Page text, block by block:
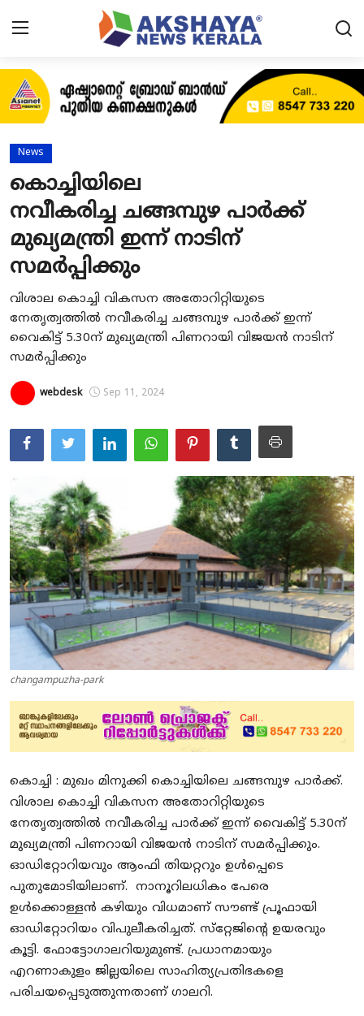
Home
Contact
News
Akshaya News
Agriculture
Business
Classifieds
Education
Entertainment
Health
Obituary
Sports
Travel & Tourism
Technology
Gallery
E-Paper
News
കൊച്ചിയിലെ
നവീകരിച്ച ചങ്ങമ്പുഴ പാർക്ക്
മുഖ്യമന്ത്രി ഇന്ന് നാടിന്‌
സമർപ്പിക്കും
വിശാല കൊച്ചി വികസന അതോറിറ്റിയുടെ
നേതൃത്വത്തിൽ നവീകരിച്ച ചങ്ങമ്പുഴ പാർക്ക് ഇന്ന്
വൈകിട്ട് 5.30ന്‌ മുഖ്യമന്ത്രി പിണറായി വിജയൻ നാടിന്‌
സമർപ്പിക്കും
webdesk Sep 11, 2024
changampuzha-park
കൊച്ചി : മുഖം മിനുക്കി കൊച്ചിയിലെ ചങ്ങമ്പുഴ പാർക്ക്.
‌വിശാല കൊച്ചി വികസന അതോറിറ്റിയുടെ
നേതൃത്വത്തിൽ നവീകരിച്ച പാർക്ക് ഇന്ന് വൈകിട്ട് 5.30ന്‌
മുഖ്യമന്ത്രി പിണറായി വിജയൻ നാടിന്‌ സമർപ്പിക്കും.
ഓഡിറ്റോറിയവും ആംഫി തിയറ്ററും ഉൾപ്പെടെ
പുതുമോടിയിലാണ്‌. നാനൂറിലധികം പേരെ
ഉൾക്കൊള്ളൻ കഴിയും വിധമാണ്‌ സൗണ്ട്‌ പ്രൂഫായി
ഓഡിറ്റോറിയം വിപുലീകരിച്ചത്‌. സ്‌റ്റേജിന്റെ ഉയരവും
കൂട്ടി. ഫോട്ടോഗാലറിയുമുണ്ട്‌. പ്രധാനമായും
എറണാകുളം ജില്ലയിലെ സാഹിത്യപ്രതിഭകളെ
പരിചയപ്പെടുത്തുന്നതാണ്‌ ഗാലറി.